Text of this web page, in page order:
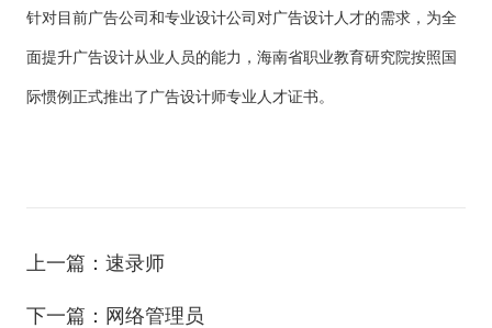
针对目前广告公司和专业设计公司对广告设计人才的需求，为全
面提升广告设计从业人员的能力， 海南省职业教育研究院按照国
际惯例正式推出了广告设计师专业人才证书。
上一篇：速录师
下一篇：网络管理员